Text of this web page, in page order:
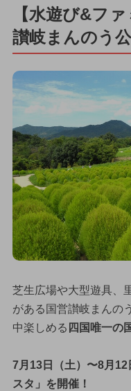
【水遊び&フ
讃岐まんのう
芝生広場や大型遊具、
がある国営讃岐まんの
中楽しめる 四国唯一の
7月13日（土）〜8月
スタ」を開催！